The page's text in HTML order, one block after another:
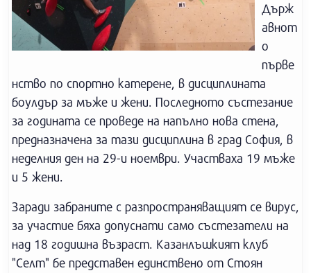
Държ
авнот
о
първе
нство по спортно катерене, в дисциплината
боулдър за мъже и жени. Последното състезание
за годината се проведе на напълно нова стена,
предназначена за тази дисциплина в град София, в
неделния ден на 29-и ноември. Участваха 19 мъже
и 5 жени.
Заради забраните с разпространяващият се вирус,
за участие бяха допуснати само състезатели на
над 18 годишна възраст. Казанлъшкият клуб
"Селт" бе представен единствено от Стоян